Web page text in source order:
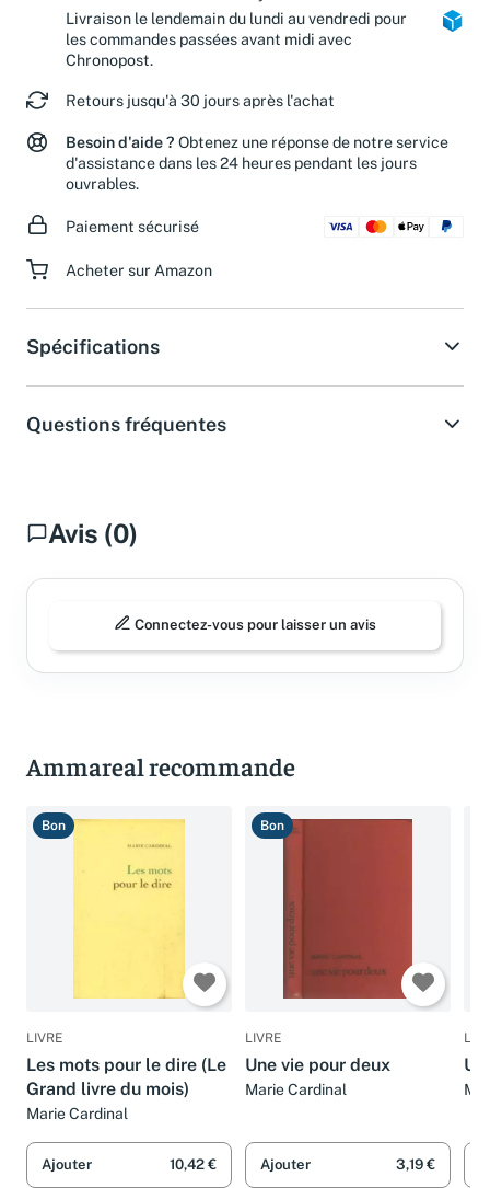
Livraison le lendemain du lundi au vendredi pour
les commandes passées avant midi avec
Chronopost.
Retours jusqu'à 30 jours après l'achat
Besoin d'aide ? Obtenez une réponse de notre service
d'assistance dans les 24 heures pendant les jours
ouvrables.
Paiement sécurisé
Acheter sur Amazon
Spécifications
Questions fréquentes
Avis (0)
Connectez-vous pour laisser un avis
Ammareal recommande
Bon
LIVRE
Les mots pour le dire (Le
Grand livre du mois)
Marie Cardinal
Ajouter 10,42 €
Bon
LIVRE
Une vie pour deux
Marie Cardinal
Ajouter 3,19 €